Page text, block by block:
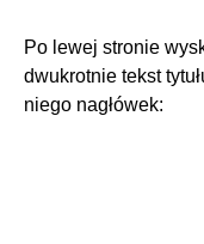
Po lewej stronie
dwukrotnie tekst
niego nagłówek: